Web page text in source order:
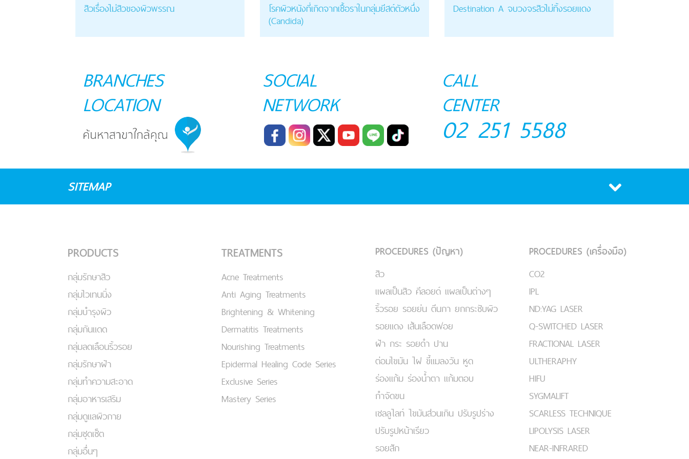
สิวเรื่องไม่สิวของผิวพรรณ โรคผิวหนังที่เกิดจากเชื้อราในกลุ่มยีสต์ตัวหนึ่ง
(Candida)
Destination A จบวงจรสิวไม่ทิ้งรอยแดง
BRANCHES
LOCATION
SOCIAL
NETWORK
CALL
CENTER
02 251 5588
SITEMAP
PRODUCTS
กลุ่มรักษาสิว
กลุ่มไวเทนนิ่ง
กลุ่มบำรุงผิว
กลุ่มกันแดด
กลุ่มลดเลือนริ้วรอย
กลุ่มรักษาฝ้า
กลุ่มทำความสะอาด
กลุ่มอาหารเสริม
กลุ่มดูแลผิวกาย
กลุ่มชุดเซ็ต
กลุ่มอื่นๆ
TREATMENTS
Acne Treatments
Anti Aging Treatments
Brightening & Whitening
Dermatitis Treatments
Nourishing Treatments
Epidermal Healing Code Series
Exclusive Series
Mastery Series
PROCEDURES (ปัญหา)
สิว
แผลเป็นสิว คีลอยด์ แผลเป็นต่างๆ
ริ้วรอย รอยย่น ตีนกา ยกกระชับผิว
รอยแดง เส้นเลือดฟอย
ฝ้า กระ รอยดำ ปาน
ต่อมไขมัน ไฝ ขี้แมลงวัน หูด
ร่องแก้ม ร่องน้ำตา แก้มตอบ
กำจัดขน
เชลลูไลท์ ไขมันส่วนเกิน ปรับรูปร่าง
ปรับรูปหน้าเรียว
รอยสัก
PROCEDURES (เครื่องมือ)
CO2
IPL
ND:YAG LASER
Q-SWITCHED LASER
FRACTIONAL LASER
ULTHERAPHY
HIFU
SYGMALIFT
SCARLESS TECHNIQUE
LIPOLYSIS LASER
NEAR-INFRARED